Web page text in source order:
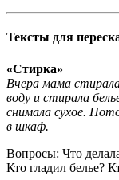
Тексты для
«Стирка»
Вчера мама
воду и стирала
снимала сухое.
в шкаф.
Вопросы: Что
Кто гладил белье?